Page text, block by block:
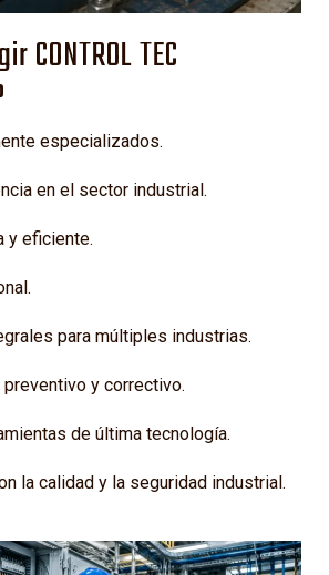
CONTROL TEC
especializados.
en el sector industrial.
y eficiente.
para múltiples industrias.
y correctivo.
de última tecnología.
la calidad y la seguridad industrial.